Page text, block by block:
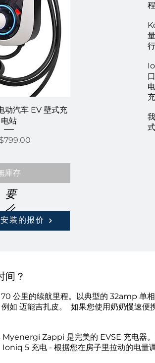
速瀏覽
汽车 EV 壁式充
电站
庫存
Charger Tethered
要
么
装的报价
间？
公里的续航里程。以典型的 32amp 单
如 迈能吉扎皮。
如果您使用奶奶慢速便
Zappi 是完美的 EVSE 充电器
5 充电 - 根据您在房子里拉动的电量